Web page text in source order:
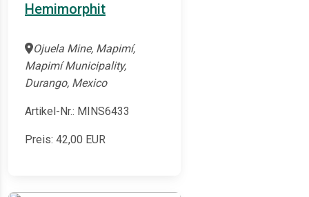
Hemimorphit
Ojuela Mine, Mapimí,
Mapimí Municipality,
Durango, Mexico
Artikel-Nr.: MINS6433
Preis: 42,00 EUR